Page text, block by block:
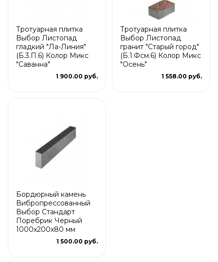
Тротуарная плитка
Выбор Листопад
гладкий "Ла-Линия"
(Б.3.П.6) Колор Микс
"Саванна"
1 900.00 руб.
Тротуарная плитка
Выбор Листопад
гранит "Старый город"
(Б.1.Фсм.6) Колор Микс
"Осень"
1 558.00 руб.
Бордюрный камень
Вибропрессованный
Выбор Стандарт
Поребрик Черный
1000х200х80 мм
1 500.00 руб.